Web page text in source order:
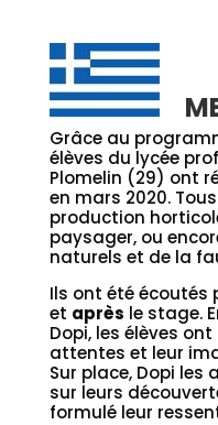
Grâce au
élèves du lycée
Plomelin (29) ont
en mars 2020.
production
paysager, ou
naturels et de la
Ils ont été écoutés
et après le stage.
Dopi, les élèves
attentes et leur
Sur place, Dopi les
sur leurs
formulé leur